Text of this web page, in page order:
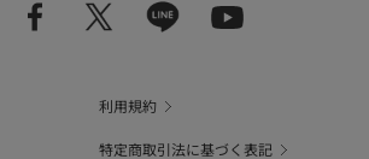
利用規約
特定商取引法に基づく表記